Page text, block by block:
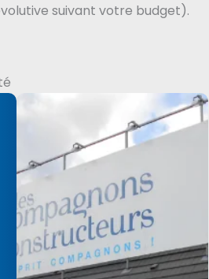
suivant votre budget).